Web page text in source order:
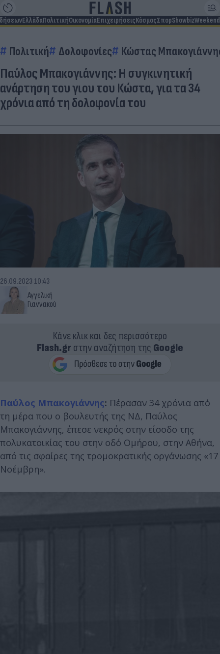
ΕλλάδαΠολιτικήΟικονομίαΕπιχειρήσειςΚόσμοςΣπορShowbizWeekend
Πολιτική Δολοφονίες Κώστας
Παύλος Μπακογιάννης: Η συγκινητική
ανάρτηση του γιου του Κώστα, για τα 34
χρόνια από τη δολοφονία του
Αγγελική
Γιαννακού
26.09.2023 10:43
Κάνε κλικ και δες περισσότερο
Flash.grστην αναζήτηση της Google
Παύλος Μπακογιάννης: Πέρασαν 34 χρόνια από
τη μέρα που ο βουλευτής της ΝΔ, Παύλος
Μπακογιάννης, έπεσε νεκρός στην είσοδο της
πολυκατοικίας του στην οδό Ομήρου, στην Αθήνα,
από τις σφαίρες της τρομοκρατικής οργάνωσης «17
Νοέμβρη».